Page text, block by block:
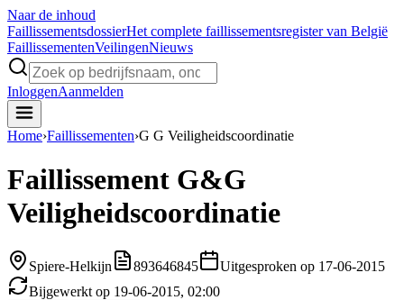
Naar de inhoud
FaillissementsdossierHet complete faillissementsregister van België
FaillissementenVeilingenNieuws
InloggenAanmelden
Home›Faillissementen›G G Veiligheidscoordinatie
Faillissement G&G
Veiligheidscoordinatie
Spiere-Helkijn 893646845
Uitgesproken op 17-06-2015
Bijgewerkt op 19-06-2015, 02:00